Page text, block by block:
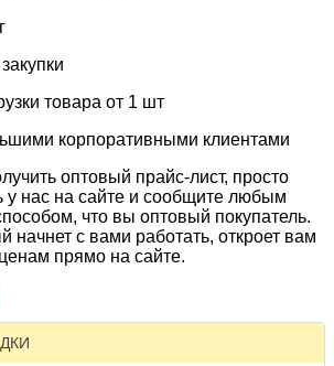
товара от 1 шт
корпоративными клиентами
оптовый прайс-лист, просто
у нас на сайте и сообщите любым
что вы оптовый покупатель.
начнет с вами работать, откроет вам
прямо на сайте.